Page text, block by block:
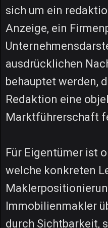
sich um ein
Anzeige, ein
ausdrücklichen
behauptet werden,
Redaktion eine
Marktführerschaft
Für Eigentümer ist
welche konkreten
Immobilienmakler
durch Sichtbarkeit,